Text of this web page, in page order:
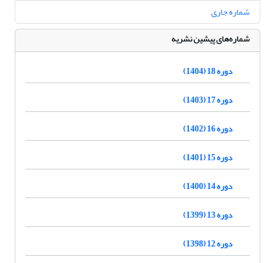
شماره جاری
شماره‌های پیشین نشریه
دوره 18 (1404)
دوره 17 (1403)
دوره 16 (1402)
دوره 15 (1401)
دوره 14 (1400)
دوره 13 (1399)
دوره 12 (1398)